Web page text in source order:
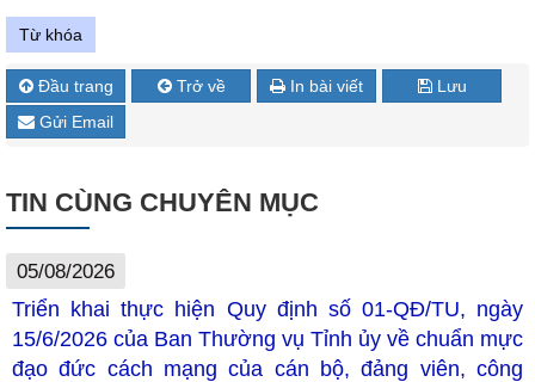
Từ khóa
Đầu trang Trở về In bài viết
Lưu
Gửi Email
TIN CÙNG CHUYÊN MỤC
05/08/2026
Triển khai thực hiện Quy định số 01-QĐ/TU, ngày
15/6/2026 của Ban Thường vụ Tỉnh ủy về chuẩn mực
đạo đức cách mạng của cán bộ, đảng viên, công